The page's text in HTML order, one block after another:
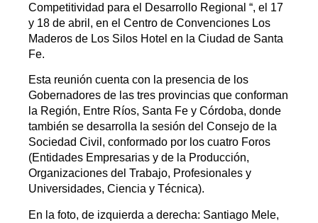
Competitividad para el Desarrollo Regional “, el 17
y 18 de abril, en el Centro de Convenciones Los
Maderos de Los Silos Hotel en la Ciudad de Santa
Fe.
Esta reunión cuenta con la presencia de los
Gobernadores de las tres provincias que conforman
la Región, Entre Ríos, Santa Fe y Córdoba, donde
también se desarrolla la sesión del Consejo de la
Sociedad Civil, conformado por los cuatro Foros
(Entidades Empresarias y de la Producción,
Organizaciones del Trabajo, Profesionales y
Universidades, Ciencia y Técnica).
En la foto, de izquierda a derecha: Santiago Mele,